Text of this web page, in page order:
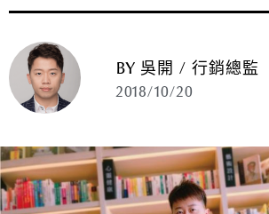
BY 吳開 / 行銷總監
2018/10/20